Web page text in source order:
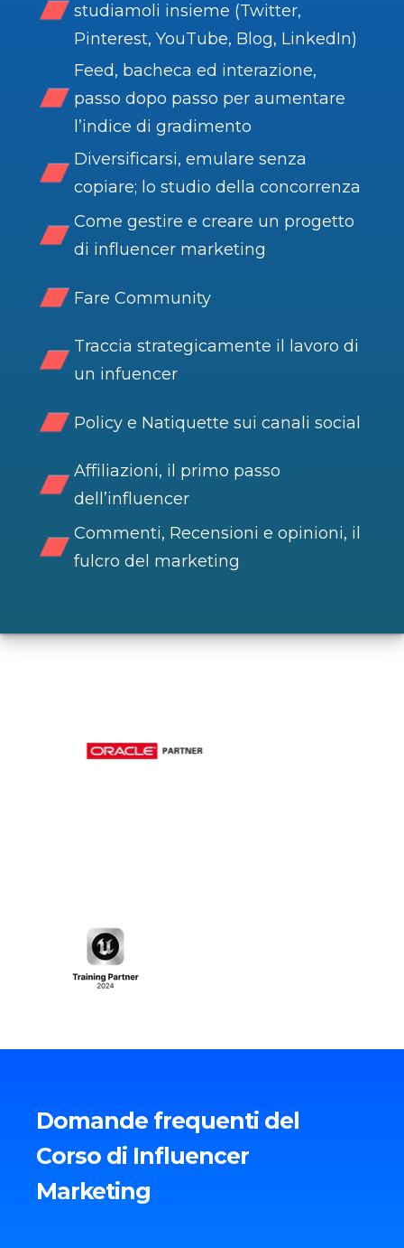
studiamoli insieme (Twitter,
Pinterest, YouTube, Blog, LinkedIn)
Feed, bacheca ed interazione,
passo dopo passo per aumentare
l’indice di gradimento
Diversificarsi, emulare senza
copiare; lo studio della concorrenza
Come gestire e creare un progetto
di influencer marketing
Fare Community
Traccia strategicamente il lavoro di
un infuencer
Policy e Natiquette sui canali social
Affiliazioni, il primo passo
dell’influencer
Commenti, Recensioni e opinioni, il
fulcro del marketing
Domande frequenti del
Corso di Influencer
Marketing